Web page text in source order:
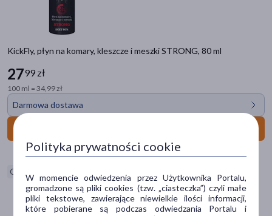
KickFly, płyn na komary, kleszcze i meszki STRONG, 80 ml
2799 zł
100 ml = 34,99 zł
Darmowa dostawa
Ostatnie sztuki
ALE ACTIVE LIFE ENERGY
BOTAME
DOZ DAILY
ENILOME
ENTERIS
ORTENIKA
PLAN BY DOZ
PURETIQA
Polityka prywatności cookie
W momencie odwiedzenia przez Użytkownika Portalu,
gromadzone są pliki cookies (tzw. „ciasteczka”) czyli małe
pliki tekstowe, zawierające niewielkie ilości informacji,
które pobierane są podczas odwiedzania Portalu i